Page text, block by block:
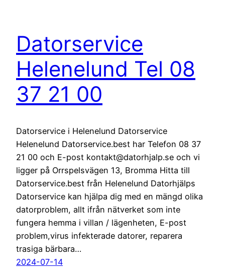
Datorservice
Helenelund Tel 08
37 21 00
Datorservice i Helenelund Datorservice
Helenelund Datorservice.best har Telefon 08 37
21 00 och E-post kontakt@datorhjalp.se och vi
ligger på Orrspelsvägen 13, Bromma Hitta till
Datorservice.best från Helenelund Datorhjälps
Datorservice kan hjälpa dig med en mängd olika
datorproblem, allt ifrån nätverket som inte
fungera hemma i villan / lägenheten, E-post
problem,virus infekterade datorer, reparera
trasiga bärbara…
2024-07-14